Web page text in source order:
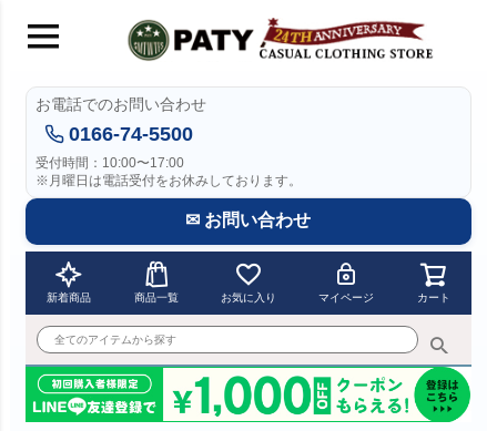
お電話でのお問い合わせ
0166-74-5500
受付時間：10:00〜17:00
※月曜日は電話受付をお休みしております。
✉ お問い合わせ
新着商品 商品一覧 お気に入り マイページ カート